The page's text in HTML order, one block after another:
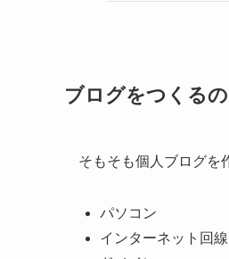
ブログをつくる
そもそも個人ブログを
パソコン
インターネット回線